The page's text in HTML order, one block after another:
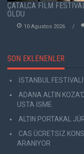
ÇATALCA FİLM
OLDU
10 Agustos 2026
SON EKLENENLER
İSTANBUL
ADANA ALTIN
USTA İSME
ALTIN PORTAKAL
CAS ÜCRETSİZ
ARANIYOR